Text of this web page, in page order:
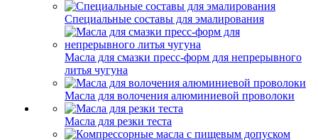
Специальные составы для эмалирования
Масла для смазки пресс-форм для непрерывного
литья чугуна
Масла для волочения алюминиевой проволоки
Масла для резки теста